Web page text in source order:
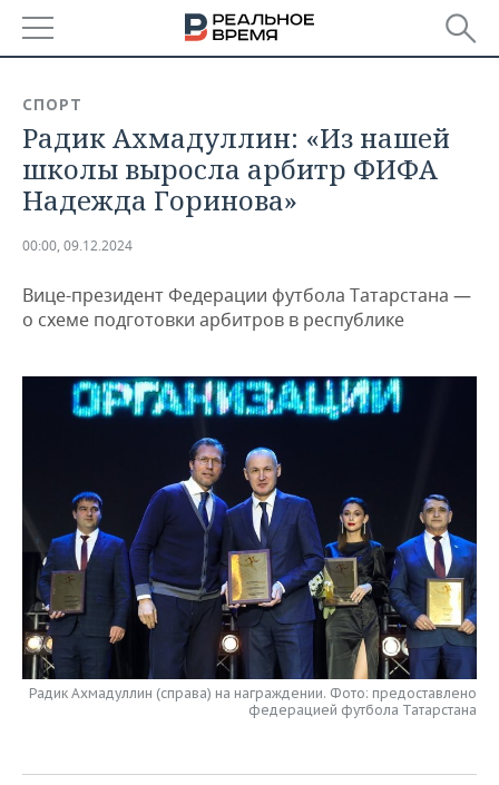
БАШКОРТОСТАН
ТАТАРСТАН
НОВОСТИ
АНАЛИТИКА
ДЕКЛАРАЦИИ О ДОХОДАХ
КОРОЛИ ГОСЗАКАЗА ПФО
ВУЗЫ ТАТАРСТАНА
КОМУ ПРИНАДЛЕЖАТ
ТОРГОВЫЕ ЦЕНТРЫ
НОВОСТИ ЭКОНОМИКИ
ФИНАНСЫ
БАНКИ
ИНВЕСТИЦИИ
ПРОМЫШЛЕННОСТЬ
АГРОПРОМ
МАШИНОСТРОЕНИЕ
НЕФТЕХИМИЯ
НЕФТЬ
ОПК
ЭНЕРГЕТИКА
НЕДВИЖИМОСТЬ
НОВОСТИ НЕДВИЖИМОСТИ
НОВОСТИ БИЗНЕСА
РОЗНИЧНАЯ ТОРГОВЛЯ
ТРАНСПОРТ
УСЛУГИ
ТЕХНОЛОГИИ
НОВОСТИ ТЕХНОЛОГИЙ
IT
МЕДИА
ТЕЛЕКОММУНИКАЦИИ
МЕРОПРИЯТИЯ
НОВОСТИ МЕРОПРИЯТИЙ
ВЫЕЗДНАЯ РЕДАКЦИЯ
БИЗНЕС-БРАНЧИ
СПОРТ
НОВОСТИ СПОРТА
ФУТБОЛ
ОБЩЕСТВО
НОВОСТИ ОБЩЕСТВА
ФОТОГАЛЕРЕЯ
СПОРТ
Радик Ахмадуллин: «Из нашей
школы выросла арбитр ФИФА
Надежда Горинова»
00:00, 09.12.2024
Вице-президент Федерации футбола Татарстана —
о схеме подготовки арбитров в республике
Радик Ахмадуллин (справа) на награждении. Фото: предоставлено
федерацией футбола Татарстана